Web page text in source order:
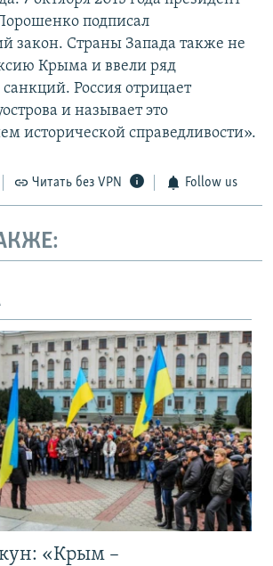
подписал
закон. Страны Запада также не
Крыма и ввели ряд
Россия отрицает
и называет это
исторической справедливости».
Читать без VPN Follow us
«Крым –